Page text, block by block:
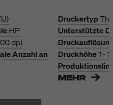
HP
dpi
Anzahl an
Druckertyp
Unterstützte
Druckhöhe1 -
MEHR